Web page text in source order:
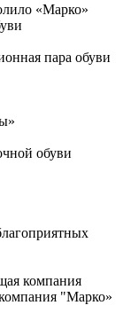
«Марко»
пара обуви
обуви
компания
"Марко»